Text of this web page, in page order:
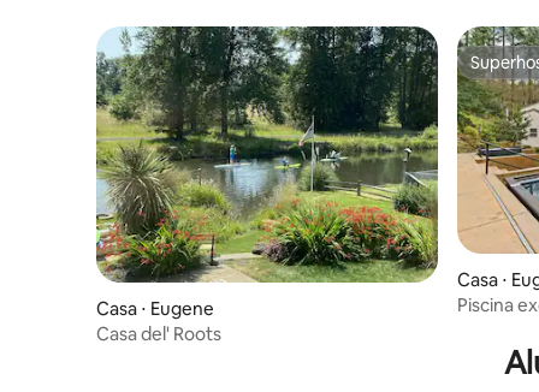
Casa ⋅ Eugene
Casa del' Roots
Casa ⋅
Piscina